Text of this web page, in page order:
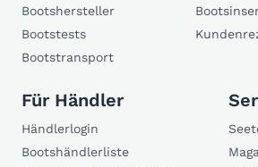
Bootshersteller
Bootstests
Bootstransport
Für Händler
Händlerlogin
Bootshändlerliste